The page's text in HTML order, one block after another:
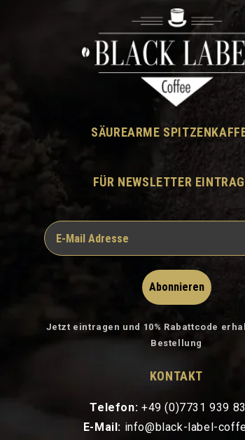
SÄUREARME
FÜR NEWSLETTER
Abonnieren
Jetzt eintragen und 10% Rabattcode
Bestellung
KONTAKT
Telefon: +49 (0)7731 939
E-Mail: info@black-label-